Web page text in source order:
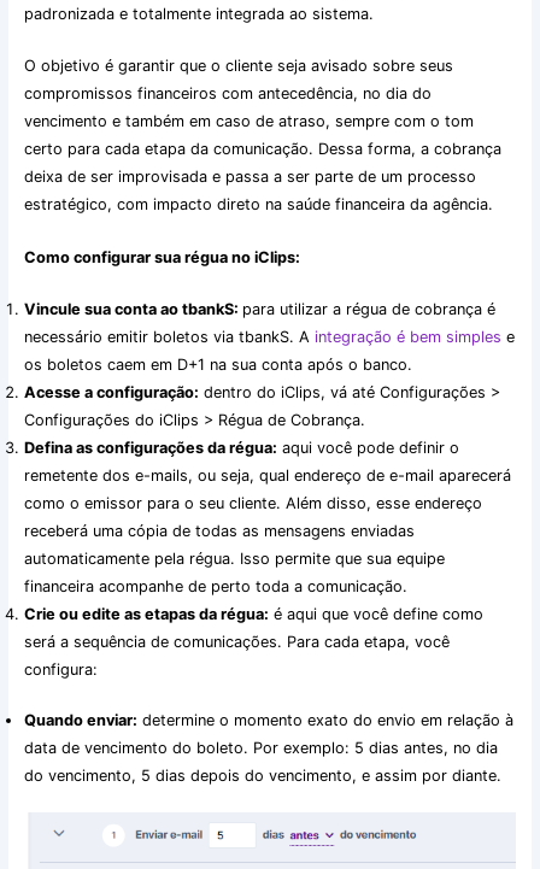
padronizada e totalmente integrada ao sistema.
O objetivo é garantir que o cliente seja avisado sobre seus
compromissos financeiros com antecedência, no dia do
vencimento e também em caso de atraso, sempre com o tom
certo para cada etapa da comunicação. Dessa forma, a cobrança
deixa de ser improvisada e passa a ser parte de um processo
estratégico, com impacto direto na saúde financeira da agência.
Como configurar sua régua no iClips:
Vincule sua conta ao tbankS: para utilizar a régua de cobrança é
necessário emitir boletos via tbankS. A integração é bem simples e
os boletos caem em D+1 na sua conta após o banco.
Acesse a configuração: dentro do iClips, vá até Configurações >
Configurações do iClips > Régua de Cobrança.
Defina as configurações da régua: aqui você pode definir o
remetente dos e-mails, ou seja, qual endereço de e-mail aparecerá
como o emissor para o seu cliente. Além disso, esse endereço
receberá uma cópia de todas as mensagens enviadas
automaticamente pela régua. Isso permite que sua equipe
financeira acompanhe de perto toda a comunicação.
Crie ou edite as etapas da régua: é aqui que você define como
será a sequência de comunicações. Para cada etapa, você
configura:
Quando enviar: determine o momento exato do envio em relação à
data de vencimento do boleto. Por exemplo: 5 dias antes, no dia
do vencimento, 5 dias depois do vencimento, e assim por diante.